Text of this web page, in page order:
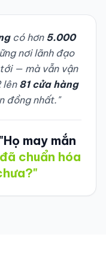
có hơn 5.000
nơi lãnh đạo
— mà vẫn vận
lên 81 cửa hàng
đồng nhất."
may mắn
chuẩn hóa